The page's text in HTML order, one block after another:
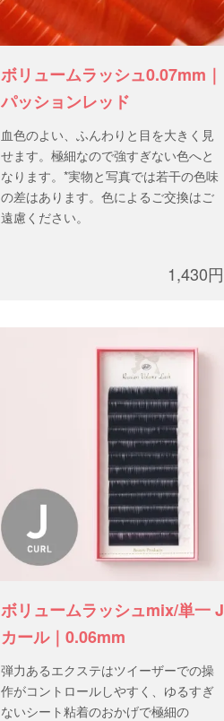
ボリュームラッシュ0.07mm｜
パッションレッド
血色のよい、ふんわりと目を大きく見
せます。極細なので強すぎない色へと
なります。*実物と写真では若干の色味
の差はあります。色によるご交換はご
遠慮ください。
1,430円
ボリュームラッシュmix/単一 J
カール｜0.06mm
弾力あるエクステはツイーザーでの操
作がコントロールしやすく、ゆるすぎ
ないシート粘着のおかげで極細の